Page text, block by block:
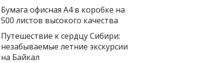
Бумага офисная А4 в коробке на
500 листов высокого качества
Путешествие к сердцу Сибири:
незабываемые летние экскурсии
на Байкал